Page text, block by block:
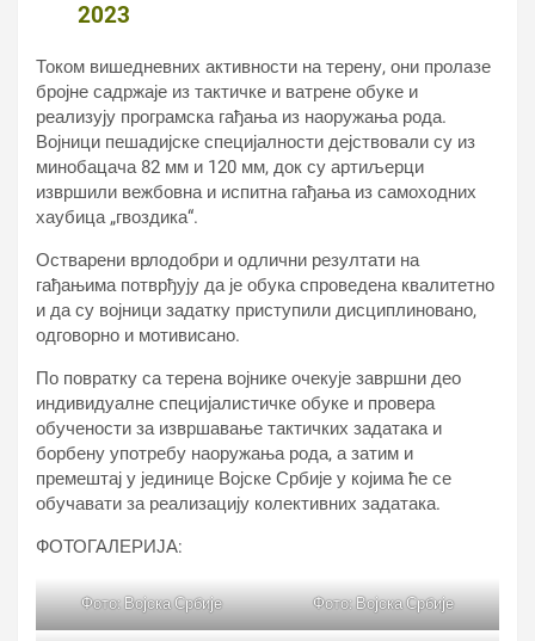
2023
Током вишедневних активности на терену, они пролазе
бројне садржаје из тактичке и ватрене обуке и
реализују програмска гађања из наоружања рода.
Војници пешадијске специјалности дејствовали су из
минобацача 82 мм и 120 мм, док су артиљерци
извршили вежбовна и испитна гађања из самоходних
хаубица „гвоздика“.
Остварени врлодобри и одлични резултати на
гађањима потврђују да је обука спроведена квалитетно
и да су војници задатку приступили дисциплиновано,
одговорно и мотивисано.
По повратку са терена војнике очекује завршни део
индивидуалне специјалистичке обуке и провера
обучености за извршавање тактичких задатака и
борбену употребу наоружања рода, а затим и
премештај у јединице Војске Србије у којима ће се
обучавати за реализацију колективних задатака.
ФОТОГАЛЕРИЈА:
Фото: Војска Србије Фото: Војска Србије